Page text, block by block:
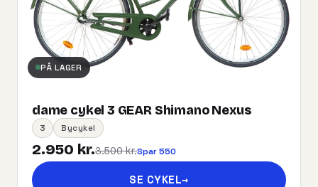
PÅ LAGER
dame cykel 3 GEAR Shimano Nexus
3 Bycykel
2.950 kr.3.500 kr.Spar 550
SE CYKEL→